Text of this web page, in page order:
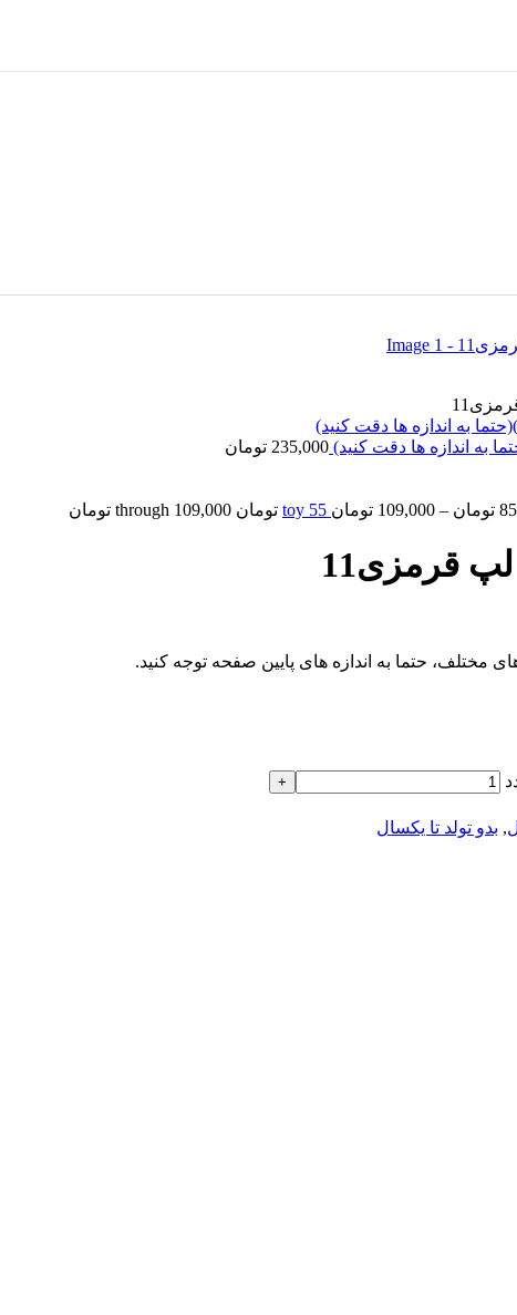
به اندازه ها دقت کنید) 235,000 تومان
109,000 تومان – تومان
قرمزی11
مختلف، حتما به اندازه های پایین صفحه توجه کنید.
, بدو تولد تا یکسال